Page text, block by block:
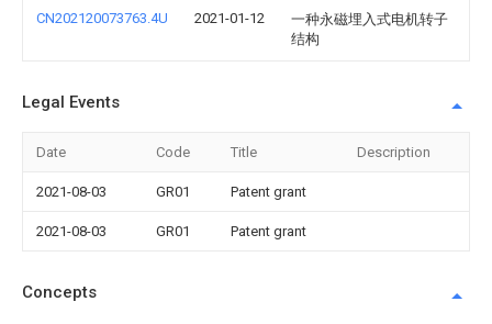
CN202120073763.4U 2021-01-12
一种永磁埋入式电机转子
结构
Legal Events
Date Code Title Description
2021-08-03 GR01 Patent grant
2021-08-03 GR01 Patent grant
Concepts